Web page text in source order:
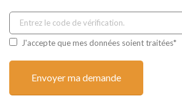
J'accepte que mes données soient traitées*